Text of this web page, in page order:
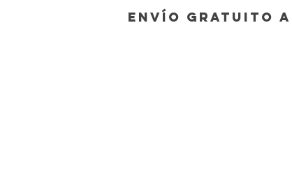
Envío gratuito